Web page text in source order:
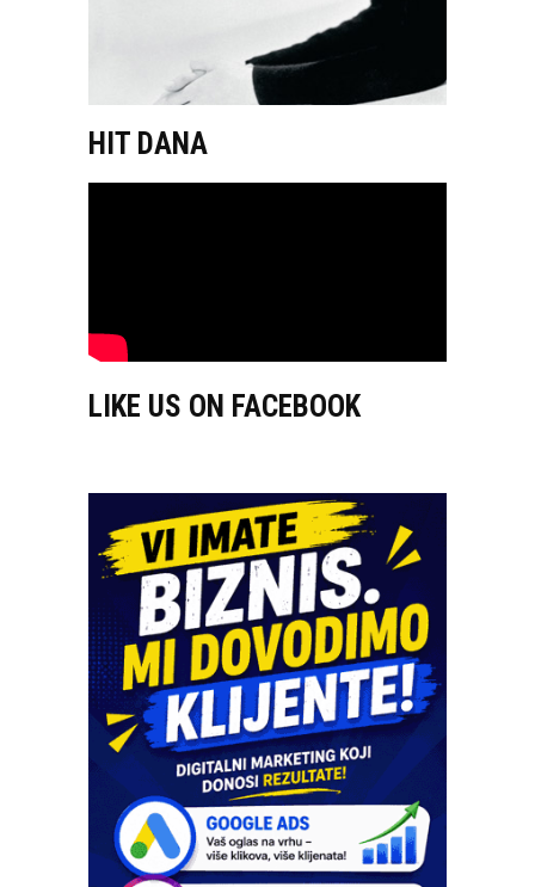
HIT DANA
LIKE US ON FACEBOOK